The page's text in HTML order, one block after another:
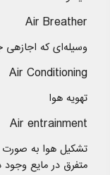
Air Breather
وسیله‌ای که اجازهی
Air Conditioning
تهویه‌ هوا
Air entrainment
تشکیل هوا به صورت
متفرق در مایع وجود